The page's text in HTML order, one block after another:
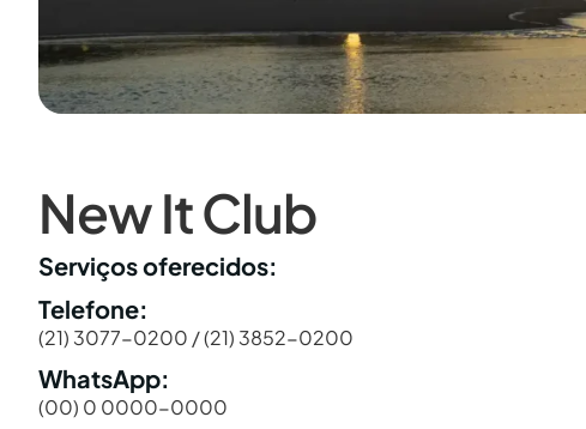
New It Club
Serviços oferecidos:
Telefone:
(21) 3077-0200 / (21) 3852-0200
WhatsApp:
(00) 0 0000-0000